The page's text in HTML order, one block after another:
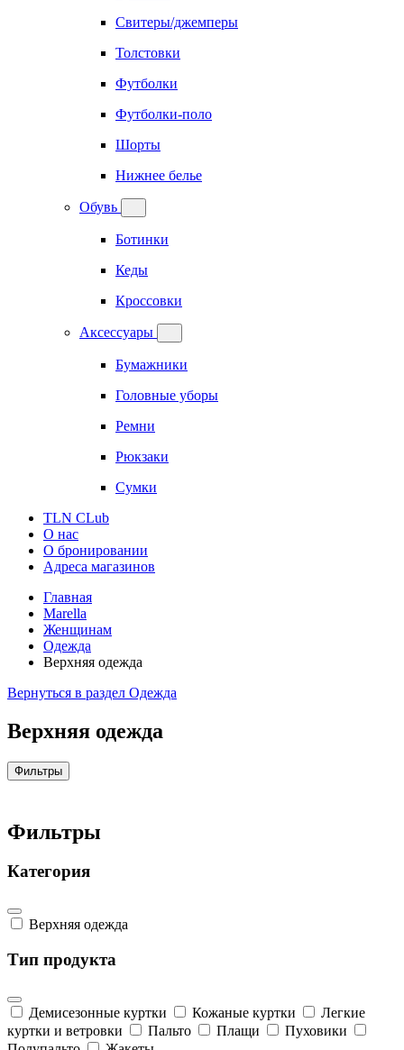
Свитеры/джемперы
Толстовки
Футболки
Футболки-поло
Шорты
Нижнее белье
Обувь
Ботинки
Кеды
Кроссовки
Аксессуары
Бумажники
Головные уборы
Ремни
Рюкзаки
Сумки
TLN CLub
О нас
О бронировании
Адреса магазинов
Главная
Marella
Женщинам
Одежда
Верхняя одежда
Вернуться в раздел Одежда
Верхняя одежда
Фильтры
Фильтры
Категория
Верхняя одежда
Тип продукта
Демисезонные куртки Кожаные куртки
Легкие
куртки и ветровки
Пальто Плащи
Пуховики